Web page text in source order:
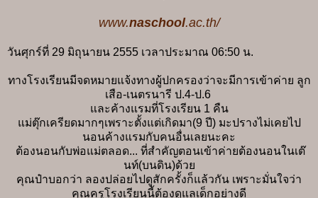
www.naschool.ac.th/
วันศุกร์ที่ 29 มิถุนายน 2555 เวลาประมาณ 06:50 น.
ทางโรงเรียนมีจดหมายแจ้งทางผู้ปกครองว่าจะมีการเข้าค่าย ลูก
เสือ-เนตรนารี ป.4-ป.6
และค้างแรมที่โรงเรียน 1 คืน
แม่ตุ๊กเครียดมากๆเพราะตั้งแต่เกิดมา(9 ปี) มะปรางไม่เคยไป
นอนค้างแรมกับคนอื่นเลยนะคะ
ต้องนอนกับพ่อแม่ตลอด... ที่สำคัญตอนเข้าค่ายต้องนอนในเต๊
นท์(บนดิน)ด้วย
คุณป๋าบอกว่า ลองปล่อยไปดูสักครั้งก็แล้วกัน เพราะมั่นใจว่า
คุณครูโรงเรียนนี้ต้องดูแลเด็กอย่างดี